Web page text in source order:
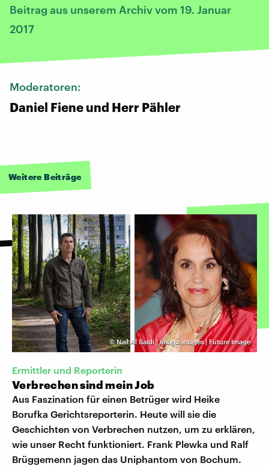
Beitrag aus unserem Archiv vom 19. Januar
2017
Moderatoren:
Daniel Fiene und Herr Pähler
Weitere Beiträge
©Nail Al Saidi | imago images | Future Image
Ermittler und Reporterin
Verbrechen sind mein Job
Aus Faszination für einen Betrüger wird Heike
Borufka Gerichtsreporterin. Heute will sie die
Geschichten von Verbrechen nutzen, um zu erklären,
wie unser Recht funktioniert. Frank Plewka und Ralf
Brüggemenn jagen das Uniphantom von Bochum.